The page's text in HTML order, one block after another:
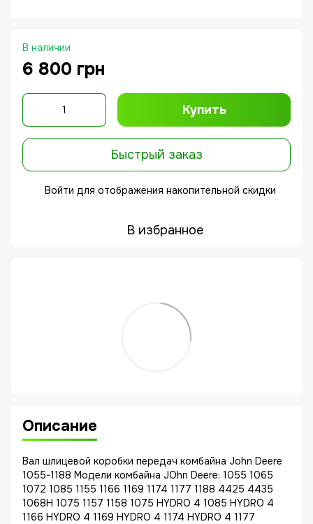
В наличии
6 800 грн
Купить
Быстрый заказ
Войти для отображения накопительной скидки
В избранное
Описание
Вал шлицевой коробки передач комбайна John Deere
1055-1188 Модели комбайна JOhn Deere: 1055 1065
1072 1085 1155 1166 1169 1174 1177 1188 4425 4435
1068H 1075 1157 1158 1075 HYDRO 4 1085 HYDRO 4
1166 HYDRO 4 1169 HYDRO 4 1174 HYDRO 4 1177